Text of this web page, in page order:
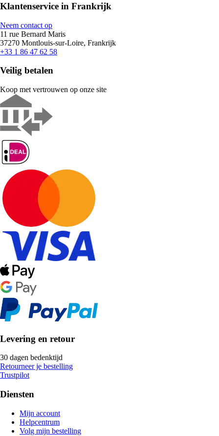
Klantenservice in Frankrijk
Neem contact op
11 rue Bernard Maris
37270 Montlouis-sur-Loire, Frankrijk
+33 1 86 47 62 58
Veilig betalen
Koop met vertrouwen op onze site
Levering en retour
30 dagen bedenktijd
Retourneer je bestelling
Trustpilot
Diensten
Mijn account
Helpcentrum
Volg mijn bestelling